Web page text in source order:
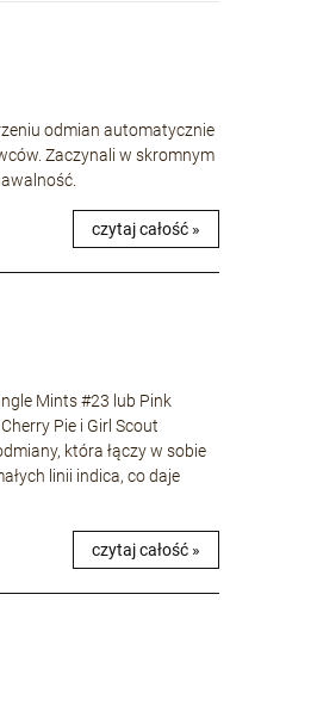
odmian automatycznie
Zaczynali w skromnym
czytaj całość »
Mints #23 lub Pink
Pie i Girl Scout
która łączy w sobie
linii indica, co daje
czytaj całość »